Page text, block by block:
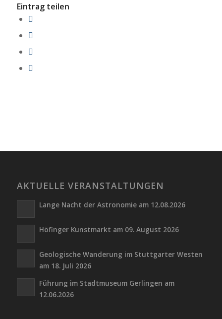
Eintrag teilen
AKTUELLE VERANSTALTUNGEN
Lange Nacht der Astronomie am 12.08.2026
Höfinger Kunstmarkt am 09. August 2026
Geologische Wanderung im Stuttgarter Westen
am 18. Juli 2026
Führung im Stadtmuseum Gerlingen am
12.06.2026